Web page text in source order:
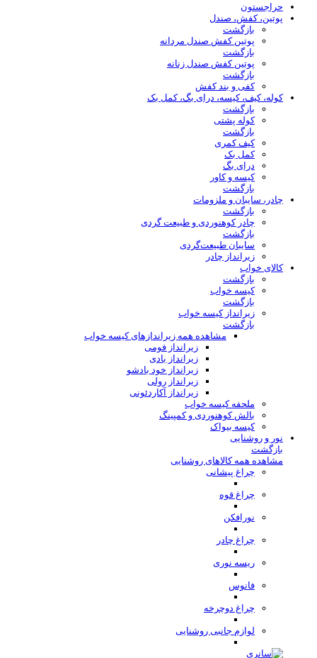
حراجستون
پوتین، کفش، صندل
بازگشت
پوتین کفش صندل مردانه
بازگشت
پوتین کفش صندل زنانه
بازگشت
کفی و بند کفش
کوله، کیف، کیسه، درای بگ، کمل بک
بازگشت
کوله پشتی
بازگشت
کیف کمری
کمل بک
درای بگ
کیسه و کاور
بازگشت
چادر، سایبان و ملزومات
بازگشت
چادر کوهنوردی و طبیعت گردی
بازگشت
سایبان طبیعت‌گردی
زیرانداز چادر
کالای خواب
بازگشت
کیسه خواب
بازگشت
زیرانداز کیسه خواب
بازگشت
مشاهده همه زیراندازهای کیسه خواب
زیرانداز فومی
زیرانداز بادی
زیرانداز خود بادشو
زیرانداز رولی
زیرانداز آکاردئونی
ملحفه کیسه خواب
بالش کوهنوردی و کمپینگ
کیسه بیواک
نور و روشنایی
بازگشت
مشاهده همه کالاهای روشنایی
چراغ پیشانی
چراغ قوه
نورافکن
چراغ چادر
ریسه نوری
فانوس
چراغ دوچرخه
لوازم جانبی روشنایی